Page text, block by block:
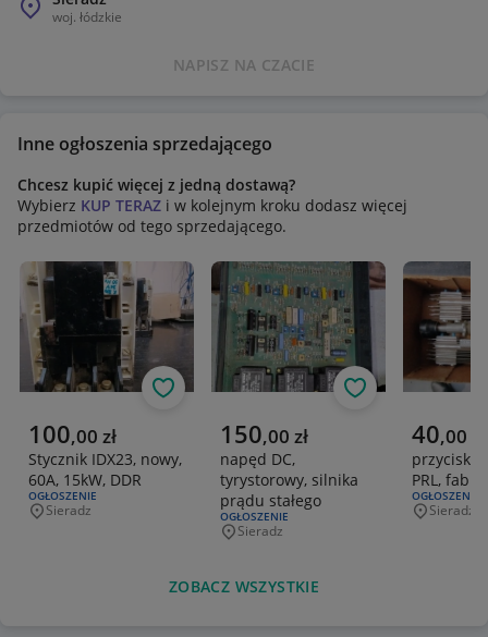
woj. łódzkie
NAPISZ NA CZACIE
Inne ogłoszenia sprzedającego
Chcesz kupić więcej z jedną dostawą?
Wybierz KUP TERAZ i w kolejnym kroku dodasz więcej
przedmiotów od tego sprzedającego.
Aktualna cena
100,00 zł
Stycznik IDX23, nowy,
60A, 15kW, DDR
RODZAJ OFERTY:
OGŁOSZENIE
Miejscowość
Sieradz
Obserwuj
Aktualna cena
150,00 zł
napęd DC,
tyrystorowy, silnika
prądu stałego
RODZAJ OFERTY:
OGŁOSZENIE
Miejscowość
Sieradz
Obserwuj
Aktualna
40,00
przycisk
PRL,
RODZAJ
OGŁOSZENIE
Sieradz
ZOBACZ WSZYSTKIE